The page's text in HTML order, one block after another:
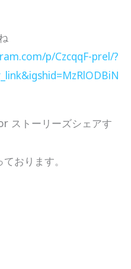
p/CzcqqF-prel/?
ストーリーズシェアす
おります。